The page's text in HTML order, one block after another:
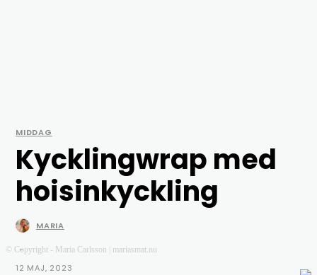
MIDDAG
Kycklingwrap med
hoisinkyckling
MARIA
-
12 MAJ, 2023
© Copyright - Maria Carlsson | mariasmat.nu